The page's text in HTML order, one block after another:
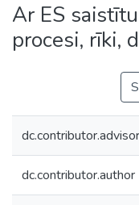
Ar ES
procesi, rīki,
dc.contributor.advisor
dc.contributor.author